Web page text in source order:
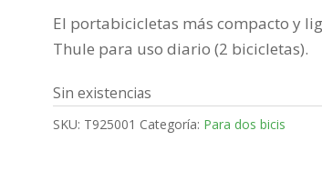
El portabicicletas más compacto y
Thule para uso diario (2 bicicletas).
Sin existencias
SKU: T925001 Categoría: Para dos bicis